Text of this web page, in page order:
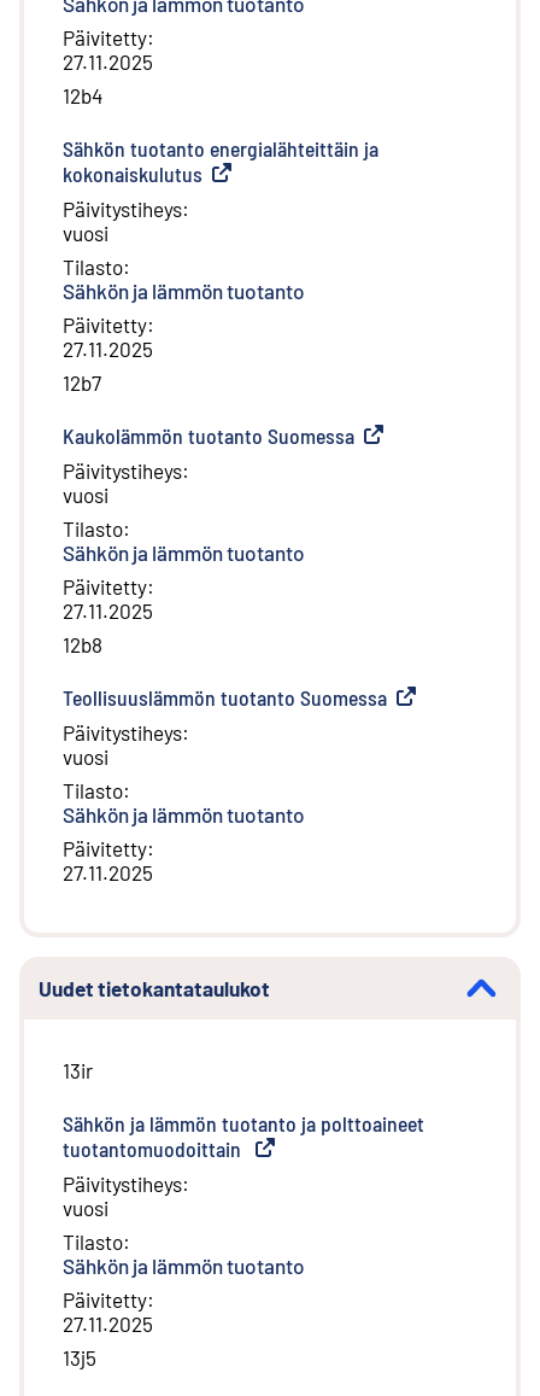
Päivitetty:
27.11.2025
12b4
Sähkön tuotanto energialähteittäin ja
kokonaiskulutus Ulkoinen linkki
Päivitystiheys:
vuosi
Tilasto:
Sähkön ja lämmön tuotanto
Päivitetty:
27.11.2025
12b7
Kaukolämmön tuotanto Suomessa Ulkoinen linkki
Päivitystiheys:
vuosi
Tilasto:
Sähkön ja lämmön tuotanto
Päivitetty:
27.11.2025
12b8
Teollisuuslämmön tuotanto Suomessa Ulkoinen linkki
Päivitystiheys:
vuosi
Tilasto:
Sähkön ja lämmön tuotanto
Päivitetty:
27.11.2025
Uudet tietokantataulukot
13ir
Sähkön ja lämmön tuotanto ja polttoaineet
tuotantomuodoittain Ulkoinen linkki
Päivitystiheys:
vuosi
Tilasto:
Sähkön ja lämmön tuotanto
Päivitetty:
27.11.2025
13j5